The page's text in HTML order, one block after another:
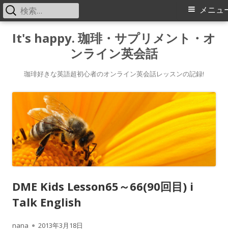
It's happy. 珈琲・サプリメント・オ
ンライン英会話
珈琲好きな英語超初心者のオンライン英会話レッスンの記録!
メ
メニュ
検
索:
DME Kids Lesson65～66(90回目) i
Talk English
作
nana
公
2013年3月18日